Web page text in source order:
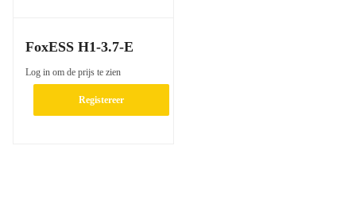
FoxESS H1-3.7-E
Log in om de prijs te zien
Registereer